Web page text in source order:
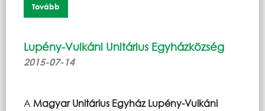
Tovább
Lupény-Vulkáni Unitárius Egyházközség
2015-07-14
AMagyar Unitárius Egyház Lupény-Vulkáni